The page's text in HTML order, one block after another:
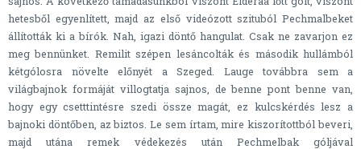
hetesből egyenlített, majd az első videózott szituból Pechmalbeket
állították ki a bírók. Nah, igazi döntő hangulat. Csak ne zavarjon ez
meg bennünket. Remilit szépen lesáncolták és második hullámból
kétgólosra növelte előnyét a Szeged. Lauge továbbra sem a
világbajnok formáját villogtatja sajnos, de benne pont benne van,
hogy egy csetttintésre szedi össze magát, ez kulcskérdés lesz a
bajnoki döntőben, az biztos. Le sem írtam, mire kiszorítottból beveri,
majd utána remek védekezés után Pechmelbak góljával